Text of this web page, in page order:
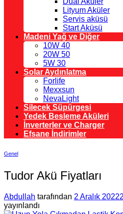
Lityum Aküler
Servis aküsü
Start Aküsü
Madeni Yağ ve Diğer
10W 40
20W 50
5W 30
Solar Aydınlatma
Forlife
Mexxsun
NevaLight
Silecek Süpürgesi
Yedek Besleme Aküleri
İnverterler ve Charger
Efsane İndirimler
Genel
Tudor Akü Fiyatları
Abdullah tarafından 2 Aralık 2022
yayınlandı